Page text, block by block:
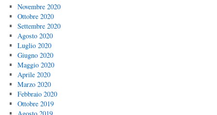
Novembre 2020
Ottobre 2020
Settembre 2020
Agosto 2020
Luglio 2020
Giugno 2020
Maggio 2020
Aprile 2020
Marzo 2020
Febbraio 2020
Ottobre 2019